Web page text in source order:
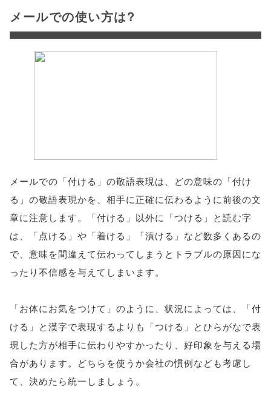
メールでの使い方は?
メールでの「付ける」の敬語表現は、どの意味の「付け
る」の敬語表現かを、相手に正確に伝わるように前後の文
章に注意します。「付ける」以外に「つける」と読む字
は、「点ける」や「着ける」「漬ける」など数多くあるの
で、意味を間違えて伝わってしまうとトラブルの原因にな
ったり不信感を与えてしまいます。
「お体にお気をつけて」のように、状況によっては、「付
ける」と漢字で表現するよりも「つける」とひらがなで表
現した方が相手に伝わりやすかったり、好印象を与える場
合があります。どちらを使うか会社の慣例なども考慮し
て、決めたら統一しましょう。